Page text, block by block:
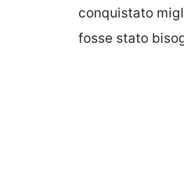
conquistato
fosse stato